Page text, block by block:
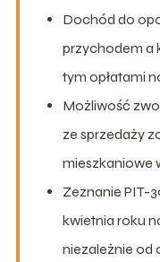
Dochód do
przychodem a
tym opłatami
Możliwość
ze sprzedaży
mieszkaniowe
Zeznanie PIT-
kwietnia roku
niezależnie od